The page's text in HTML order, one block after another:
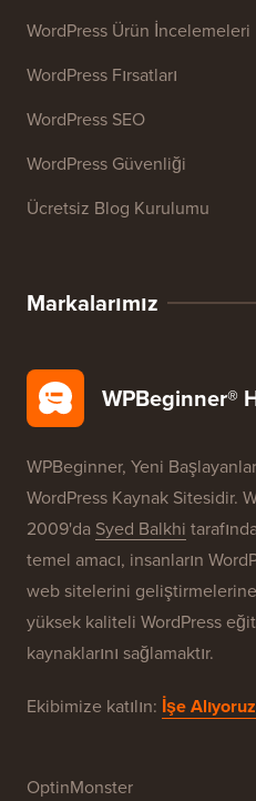
WordPress Ürün İncelemeleri
WordPress Fırsatları
WordPress SEO
WordPress Güvenliği
Ücretsiz Blog Kurulumu
Markalarımız
WPBeginner®
WPBeginner, Yeni
WordPress Kaynak Sitesidir.
2009'da Syed Balkhi
temel amacı, insanların
web sitelerini geliştirmelerine
yüksek kaliteli WordPress
kaynaklarını sağlamaktır.
Ekibimize katılın: İşe
OptinMonster